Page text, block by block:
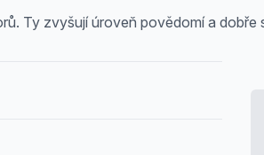
Ty zvyšují úroveň povědomí a dobře